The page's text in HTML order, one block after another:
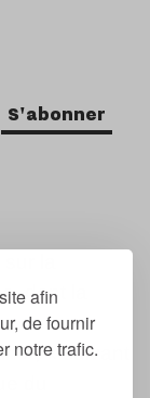
afin
de fournir
notre trafic.
S'abonner
la
dont la
», « suivant
du